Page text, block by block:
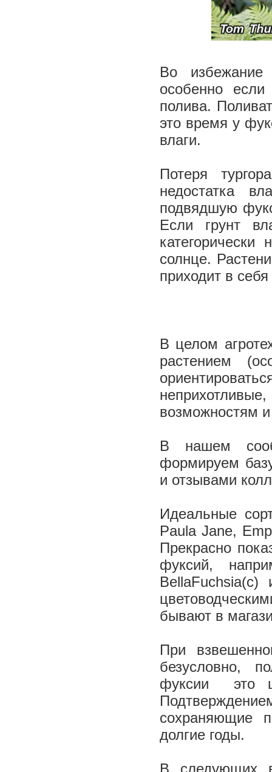
Во
особенно
полива.
это время у
влаги.
Потеря
недостатка
подвядшую
Если грунт
солнце.
приходит в
В целом
растением
возможностям
В нашем
формируем
и отзывами
Идеальные
Paula Jane,
Прекрасно
фуксий,
бывают в
При
безусловно,
фуксии ­ это
сохраняющие
долгие годы.
В следующих